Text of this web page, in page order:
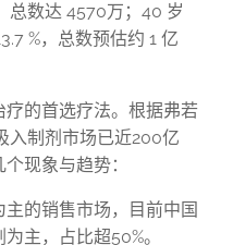
总数达 4570万；40 岁
%，总数预估约 1 亿
的首选疗法。根据弗若
入制剂市场已近200亿
现象与趋势：
的销售市场，目前中国
主，占比超50%。